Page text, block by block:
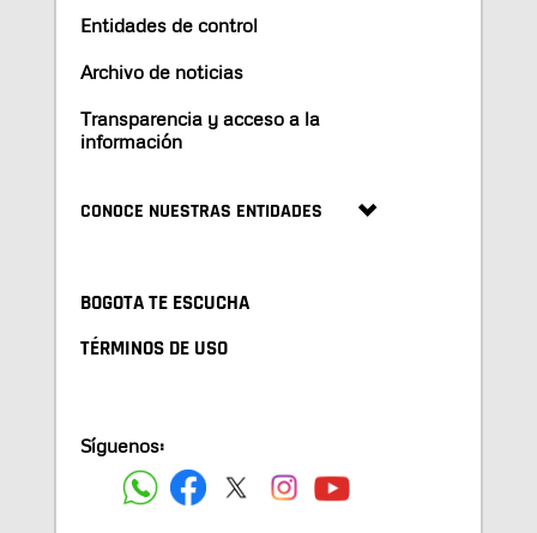
Entidades de control
Archivo de noticias
Transparencia y acceso a la
información
CONOCE NUESTRAS ENTIDADES
BOGOTA TE ESCUCHA
TÉRMINOS DE USO
Síguenos: